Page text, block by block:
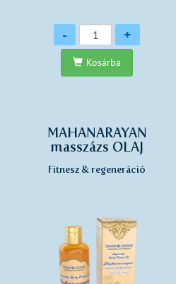
Mennyiség
- +
Kosárba
MAHANARAYAN
masszázs OLAJ
Fitnesz & regeneráció